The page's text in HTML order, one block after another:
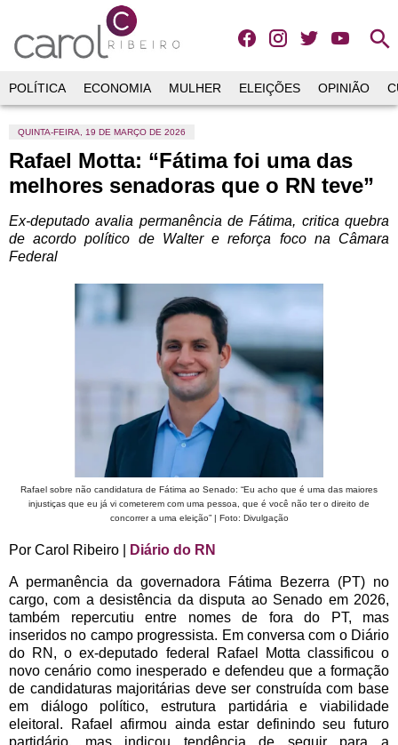
search
POLÍTICA ECONOMIA MULHER ELEIÇÕES OPINIÃO
QUINTA-FEIRA, 19 DE MARÇO DE 2026
Rafael Motta: “Fátima foi uma das
melhores senadoras que o RN teve”
Ex-deputado avalia permanência de Fátima, critica quebra
de acordo político de Walter e reforça foco na Câmara
Federal
Rafael sobre não candidatura de Fátima ao Senado: “Eu acho que é uma das maiores
injustiças que eu já vi cometerem com uma pessoa, que é você não ter o direito de
concorrer a uma eleição” | Foto: Divulgação
Por Carol Ribeiro | Diário do RN
A permanência da governadora Fátima Bezerra (PT) no
cargo, com a desistência da disputa ao Senado em 2026,
também repercutiu entre nomes de fora do PT, mas
inseridos no campo progressista. Em conversa com o Diário
do RN, o ex-deputado federal Rafael Motta classificou o
novo cenário como inesperado e defendeu que a formação
de candidaturas majoritárias deve ser construída com base
em diálogo político, estrutura partidária e viabilidade
eleitoral. Rafael afirmou ainda estar definindo seu futuro